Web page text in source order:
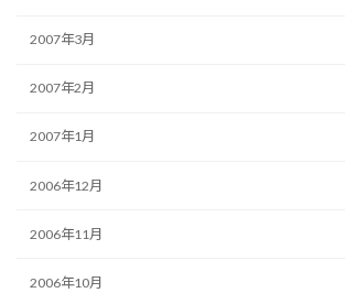
2007年3月
2007年2月
2007年1月
2006年12月
2006年11月
2006年10月